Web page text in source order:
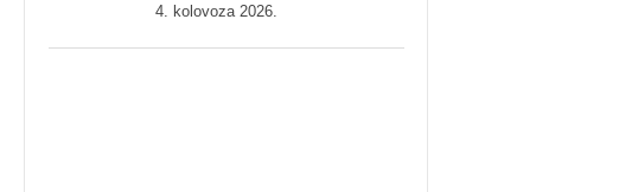
4. kolovoza 2026.